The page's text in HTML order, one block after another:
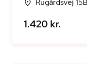
Rugårdsvej
1.420 kr.